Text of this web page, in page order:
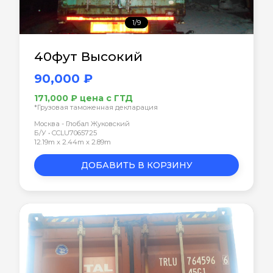
1/9
40фут Высокий
90,000 ₽
171,000 ₽ цена с ГТД
*Грузовая таможенная декларация
Москва - Глобал Жуковский
Б/У • CCLU7065725
12.19m x 2.44m x 2.89m
ДОБАВИТЬ В КОРЗИНУ